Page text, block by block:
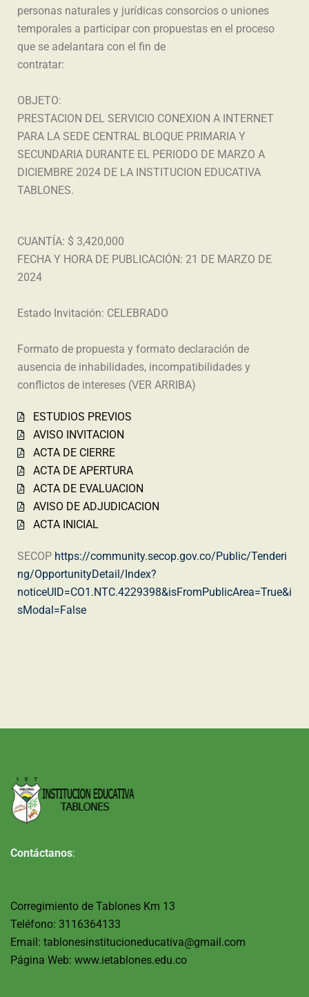
personas naturales y jurídicas consorcios o uniones
temporales a participar con propuestas en el proceso
que se adelantara con el fin de
contratar:
OBJETO:
PRESTACION DEL SERVICIO CONEXION A INTERNET
PARA LA SEDE CENTRAL BLOQUE PRIMARIA Y
SECUNDARIA DURANTE EL PERIODO DE MARZO A
DICIEMBRE 2024 DE LA INSTITUCION EDUCATIVA
TABLONES.
CUANTÍA: $ 3,420,000
FECHA Y HORA DE PUBLICACIÓN: 21 DE MARZO DE
2024
Estado Invitación: CELEBRADO
Formato de propuesta y formato declaración de
ausencia de inhabilidades, incompatibilidades y
conflictos de intereses (VER ARRIBA)
ESTUDIOS PREVIOS
AVISO INVITACION
ACTA DE CIERRE
ACTA DE APERTURA
ACTA DE EVALUACION
AVISO DE ADJUDICACION
ACTA INICIAL
SECOP https://community.secop.gov.co/Public/Tenderi
ng/OpportunityDetail/Index?
noticeUID=CO1.NTC.4229398&isFromPublicArea=True&i
sModal=False
Contáctanos:
Corregimiento de Tablones Km 13
Teléfono: 3116364133
Email: tablonesinstitucioneducativa@gmail.com
Página Web: www.ietablones.edu.co